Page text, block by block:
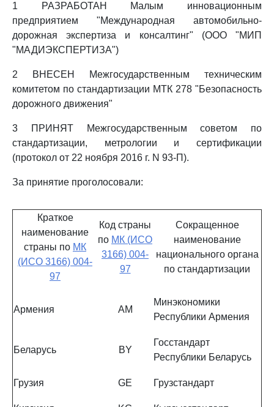
1 РАЗРАБОТАН Малым инновационным
предприятием "Международная автомобильно-
дорожная экспертиза и консалтинг" (ООО "МИП
"МАДИЭКСПЕРТИЗА")
2 ВНЕСЕН Межгосударственным техническим
комитетом по стандартизации МТК 278 "Безопасность
дорожного движения"
3 ПРИНЯТ Межгосударственным советом по
стандартизации, метрологии и сертификации
(протокол от 22 ноября 2016 г. N 93-П).
За принятие проголосовали:
Краткое
наименование
страны по МК
(ИСО 3166) 004-
97
Код страны
по МК (ИСО
3166) 004-
97
Сокращенное
наименование
национального органа
по стандартизации
Армения AM
Минэкономики
Республики Армения
Беларусь BY
Госстандарт
Республики Беларусь
Грузия GE Грузстандарт